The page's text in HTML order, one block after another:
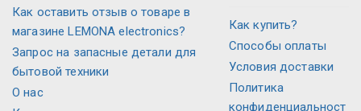
Как оставить отзыв о товаре в
магазине LEMONA electronics?
Запрос на запасные детали для
бытовой техники
О нас
Как купить?
Способы оплаты
Условия доставки
Политика
конфиденциальност